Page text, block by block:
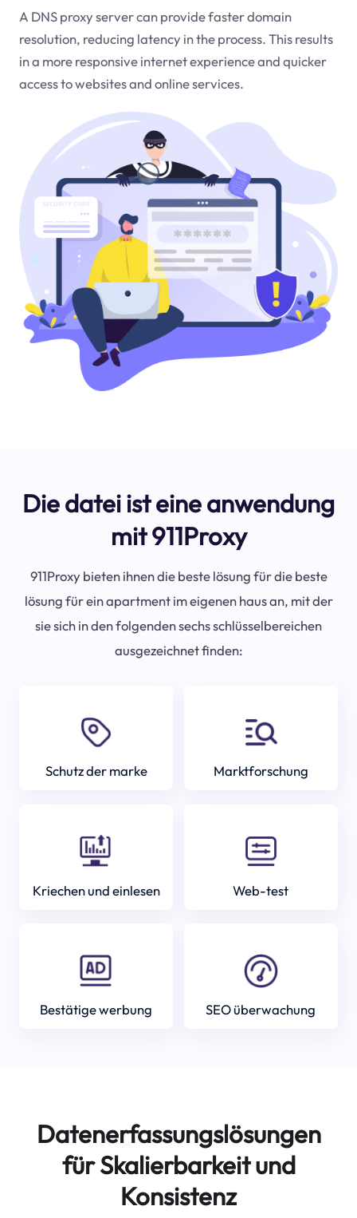
A DNS proxy server can provide faster domain
resolution, reducing latency in the process. This results
in a more responsive internet experience and quicker
access to websites and online services.
Die datei ist eine anwendung
mit 911Proxy
911Proxy bieten ihnen die beste lösung für die beste
lösung für ein apartment im eigenen haus an, mit der
sie sich in den folgenden sechs schlüsselbereichen
ausgezeichnet finden:
Schutz der marke Marktforschung
Kriechen und einlesen Web-test
Bestätige werbung SEO überwachung
Datenerfassungslösungen
für Skalierbarkeit und
Konsistenz